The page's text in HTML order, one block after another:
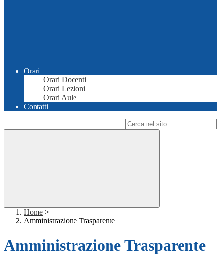
Orari
Orari Docenti
Orari Lezioni
Orari Aule
Contatti
Home >
Amministrazione Trasparente
Amministrazione Trasparente